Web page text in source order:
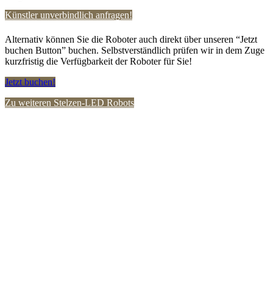
Künstler unverbindlich anfragen!
Alternativ können Sie die Roboter auch direkt über unseren “Jetzt
buchen Button” buchen. Selbstverständlich prüfen wir in dem Zuge
kurzfristig die Verfügbarkeit der Roboter für Sie!
Jetzt buchen!
Zu weiteren Stelzen-LED Robots